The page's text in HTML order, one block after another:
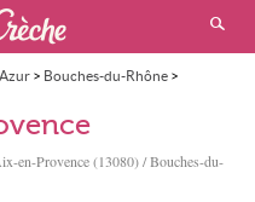
> Bouches-du-Rhône>
en-Provence(13080) / Bouches-du-